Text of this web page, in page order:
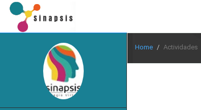
Home Actividades